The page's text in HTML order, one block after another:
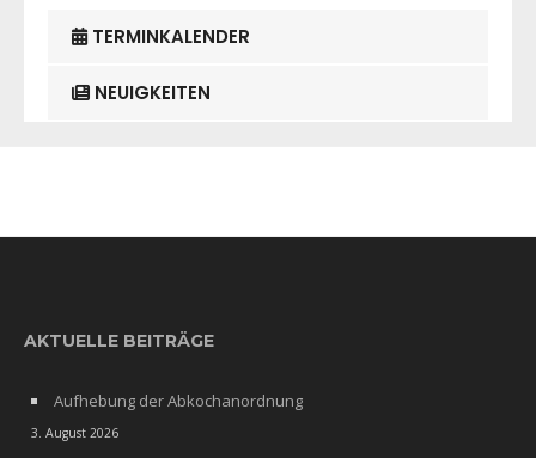
TERMINKALENDER
NEUIGKEITEN
AKTUELLE BEITRÄGE
Aufhebung der Abkochanordnung
3. August 2026